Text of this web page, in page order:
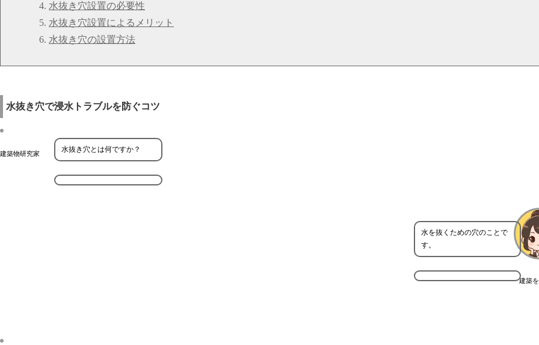
水抜き穴設置の必要性
水抜き穴設置によるメリット
水抜き穴の設置方法
水抜き穴で浸水トラブルを防ぐコツ
建築物研究家 水抜き穴とは何ですか？
建築
水を抜くための穴のことで
す。